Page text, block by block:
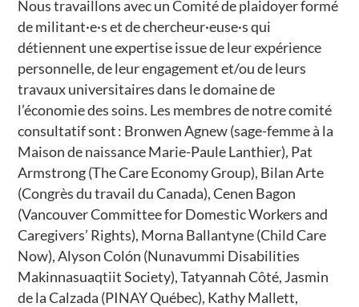
Nous travaillons avec un Comité de plaidoyer formé
de militant·e·s et de chercheur·euse·s qui
détiennent une expertise issue de leur expérience
personnelle, de leur engagement et/ou de leurs
travaux universitaires dans le domaine de
l’économie des soins. Les membres de notre comité
consultatif sont : Bronwen Agnew (sage-femme à la
Maison de naissance Marie-Paule Lanthier), Pat
Armstrong (The Care Economy Group), Bilan Arte
(Congrès du travail du Canada), Cenen Bagon
(Vancouver Committee for Domestic Workers and
Caregivers’ Rights), Morna Ballantyne (Child Care
Now), Alyson Colón (Nunavummi Disabilities
Makinnasuaqtiit Society), Tatyannah Côté, Jasmin
de la Calzada (PINAY Québec), Kathy Mallett,